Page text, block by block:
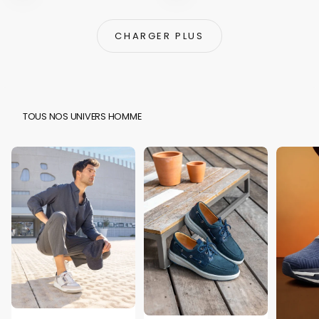
CHARGER PLUS
TOUS NOS UNIVERS HOMME